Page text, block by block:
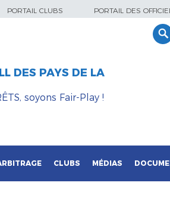
PORTAIL CLUBS PORTAIL DES
DES PAYS DE LA
soyons Fair-Play !
CLUBS MÉDIAS